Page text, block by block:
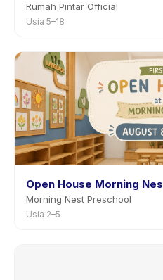
Rumah Pintar Official
Usia 5–18
Open House Morning
Morning Nest Preschool
Usia 2–5